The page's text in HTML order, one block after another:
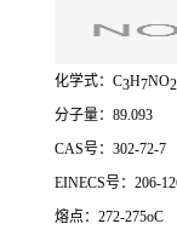
化学式：C3H7NO2
分子量：89.093
CAS号：302-72-7
EINECS号：206-
熔点：272-275oC